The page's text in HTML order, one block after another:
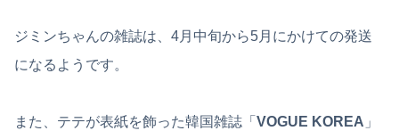
ジミンちゃんの雑誌は、4月中旬から5月にかけての発送
になるようです。
また、テテが表紙を飾った韓国雑誌「 VOGUE KOREA 」